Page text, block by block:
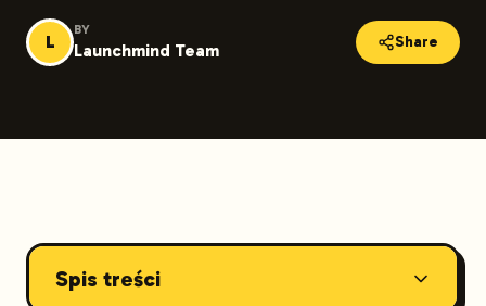
L
BY
Launchmind Team Share
Spis treści